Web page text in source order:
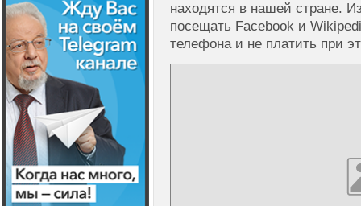
находятся в нашей стране.
посещать Facebook и
телефона и не платить при